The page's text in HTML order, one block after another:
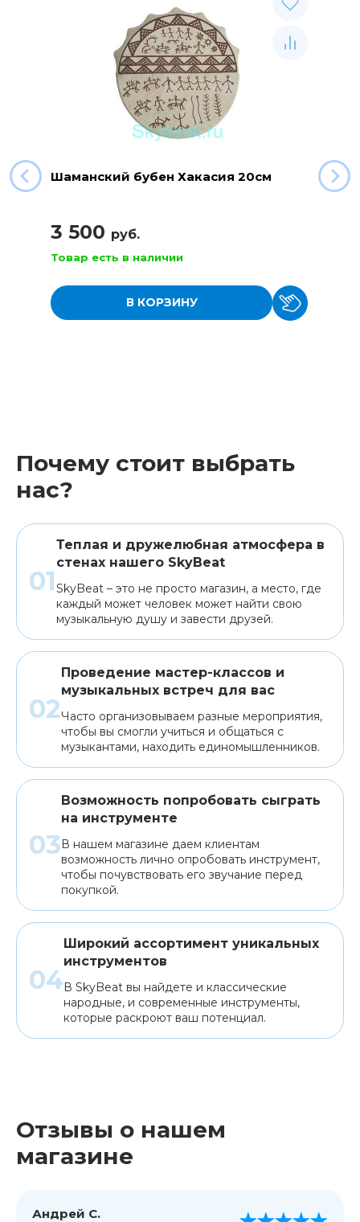
Шаманский бубен Хакасия 20см
3 500 руб.
Товар есть в наличии
В КОРЗИНУ
Почему стоит выбрать
нас?
Теплая и дружелюбная атмосфера в
стенах нашего SkyBeat
SkyBeat – это не просто магазин, а место, где
каждый может человек может найти свою
музыкальную душу и завести друзей.
Проведение мастер-классов и
музыкальных встреч для вас
Часто организовываем разные мероприятия,
чтобы вы смогли учиться и общаться с
музыкантами, находить единомышленников.
Возможность попробовать сыграть
на инструменте
В нашем магазине даем клиентам
возможность лично опробовать инструмент,
чтобы почувствовать его звучание перед
покупкой.
Широкий ассортимент уникальных
инструментов
В SkyBeat вы найдете и классические
народные, и современные инструменты,
которые раскроют ваш потенциал.
Отзывы о нашем
магазине
Андрей С.